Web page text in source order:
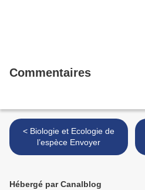
Commentaires
< Biologie et Ecologie de
l’espèce Envoyer
Hébergé par Canalblog